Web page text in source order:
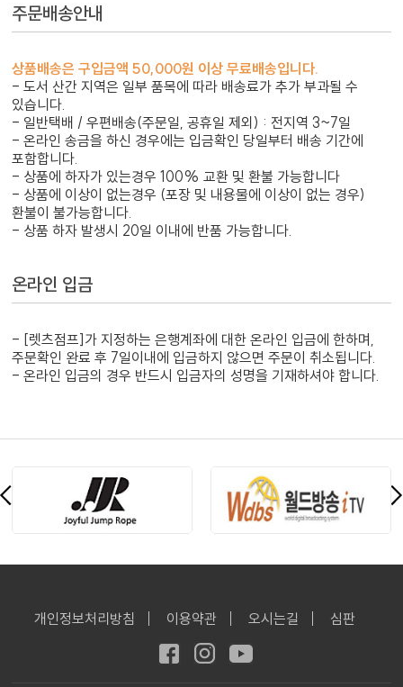
주문배송안내
상품배송은 구입금액 50,000원 이상 무료배송입니다.
- 도서 산간 지역은 일부 품목에 따라 배송료가 추가 부과될 수
있습니다.
- 일반택배 / 우편배송(주문일, 공휴일 제외) : 전지역 3~7일
- 온라인 송금을 하신 경우에는 입금확인 당일부터 배송 기간에
포함합니다.
- 상품에 하자가 있는경우 100% 교환 및 환불 가능합니다
- 상품에 이상이 없는경우 (포장 및 내용물에 이상이 없는 경우)
환불이 불가능합니다.
- 상품 하자 발생시 20일 이내에 반품 가능합니다.
온라인 입금
- [렛츠점프]가 지정하는 은행계좌에 대한 온라인 입금에 한하며,
주문확인 완료 후 7일이내에 입금하지 않으면 주문이 취소됩니다.
- 온라인 입금의 경우 반드시 입금자의 성명을 기재하셔야 합니다.
개인정보처리방침 이용약관 오시는길 심판